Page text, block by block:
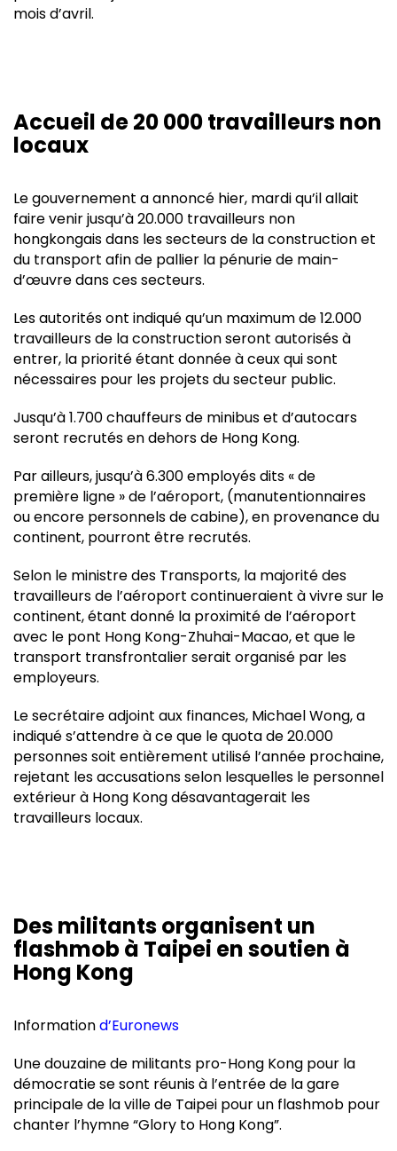
mois d’avril.
Accueil de 20 000 travailleurs non
locaux
Le gouvernement a annoncé hier, mardi qu’il allait
faire venir jusqu’à 20.000 travailleurs non
hongkongais dans les secteurs de la construction et
du transport afin de pallier la pénurie de main-
d’œuvre dans ces secteurs.
Les autorités ont indiqué qu’un maximum de 12.000
travailleurs de la construction seront autorisés à
entrer, la priorité étant donnée à ceux qui sont
nécessaires pour les projets du secteur public.
Jusqu’à 1.700 chauffeurs de minibus et d’autocars
seront recrutés en dehors de Hong Kong.
Par ailleurs, jusqu’à 6.300 employés dits « de
première ligne » de l’aéroport, (manutentionnaires
ou encore personnels de cabine), en provenance du
continent, pourront être recrutés.
Selon le ministre des Transports, la majorité des
travailleurs de l’aéroport continueraient à vivre sur le
continent, étant donné la proximité de l’aéroport
avec le pont Hong Kong-Zhuhai-Macao, et que le
transport transfrontalier serait organisé par les
employeurs.
Le secrétaire adjoint aux finances, Michael Wong, a
indiqué s’attendre à ce que le quota de 20.000
personnes soit entièrement utilisé l’année prochaine,
rejetant les accusations selon lesquelles le personnel
extérieur à Hong Kong désavantagerait les
travailleurs locaux.
Des militants organisent un
flashmob à Taipei en soutien à
Hong Kong
Informationd’Euronews
Une douzaine de militants pro-Hong Kong pour la
démocratie se sont réunis à l’entrée de la gare
principale de la ville de Taipei pour un flashmob pour
chanter l’hymne “Glory to Hong Kong”.